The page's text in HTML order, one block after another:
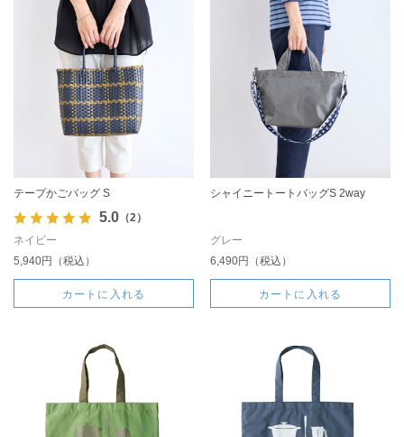
テープかごバッグ S
5.0（2）
ネイビー
5,940円（税込）
カートに入れる
シャイニートートバッグS 2way
グレー
6,490円（税込）
カートに入れる